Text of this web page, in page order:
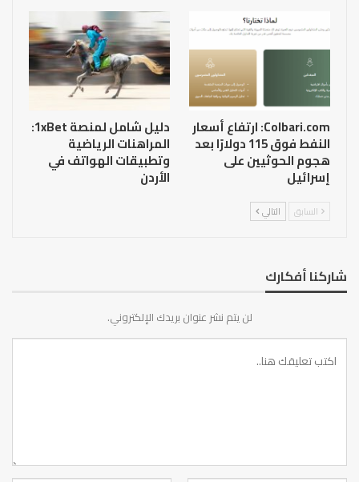
Colbari.com: ارتفاع أسعار
النفط فوق 115 دولارًا بعد
هجوم الحوثيين على
إسرائيل
دليل شامل لمنصة 1xBet:
المراهنات الرياضية
وتطبيقات الهواتف في
الأردن
السابق التالي
شاركنا أفكارك
لن يتم نشر عنوان بريدك الإلكتروني.